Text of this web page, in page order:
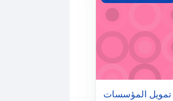
تمويل المؤسسات